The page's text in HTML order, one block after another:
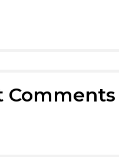
Comments